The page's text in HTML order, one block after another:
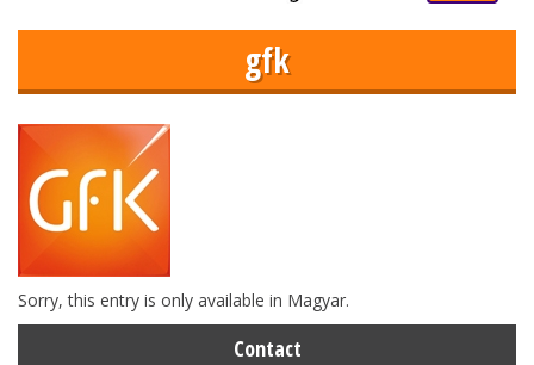
gfk
Sorry, this entry is only available in Magyar.
Contact